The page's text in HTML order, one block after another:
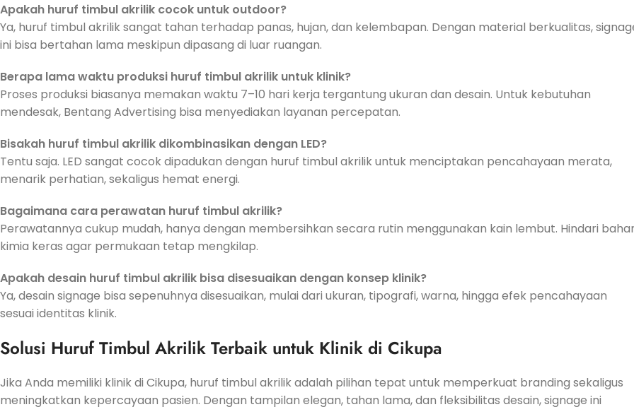
Apakah huruf timbul akrilik cocok untuk outdoor?
Ya, huruf timbul akrilik sangat tahan terhadap panas, hujan, dan kelembapan. Dengan material berkualitas,
ini bisa bertahan lama meskipun dipasang di luar ruangan.
Berapa lama waktu produksi huruf timbul akrilik untuk klinik?
Proses produksi biasanya memakan waktu 7–10 hari kerja tergantung ukuran dan desain. Untuk kebutuhan
mendesak, Bentang Advertising bisa menyediakan layanan percepatan.
Bisakah huruf timbul akrilik dikombinasikan dengan LED?
Tentu saja. LED sangat cocok dipadukan dengan huruf timbul akrilik untuk menciptakan pencahayaan merata,
menarik perhatian, sekaligus hemat energi.
Bagaimana cara perawatan huruf timbul akrilik?
Perawatannya cukup mudah, hanya dengan membersihkan secara rutin menggunakan kain lembut. Hindari
kimia keras agar permukaan tetap mengkilap.
Apakah desain huruf timbul akrilik bisa disesuaikan dengan konsep klinik?
Ya, desain signage bisa sepenuhnya disesuaikan, mulai dari ukuran, tipografi, warna, hingga efek pencahayaan
sesuai identitas klinik.
Solusi Huruf Timbul Akrilik Terbaik untuk Klinik di Cikupa
Jika Anda memiliki klinik di Cikupa, huruf timbul akrilik adalah pilihan tepat untuk memperkuat branding sekaligus
meningkatkan kepercayaan pasien. Dengan tampilan elegan, tahan lama, dan fleksibilitas desain, signage ini